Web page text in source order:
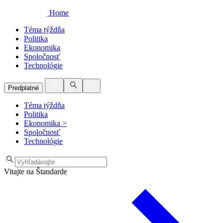
Home
Téma týždňa
Politika
Ekonomika
Spoločnosť
Technológie
Predplatné
Téma týždňa
Politika
Ekonomika >
Spoločnosť
Technológie
Vitajte na Štandarde